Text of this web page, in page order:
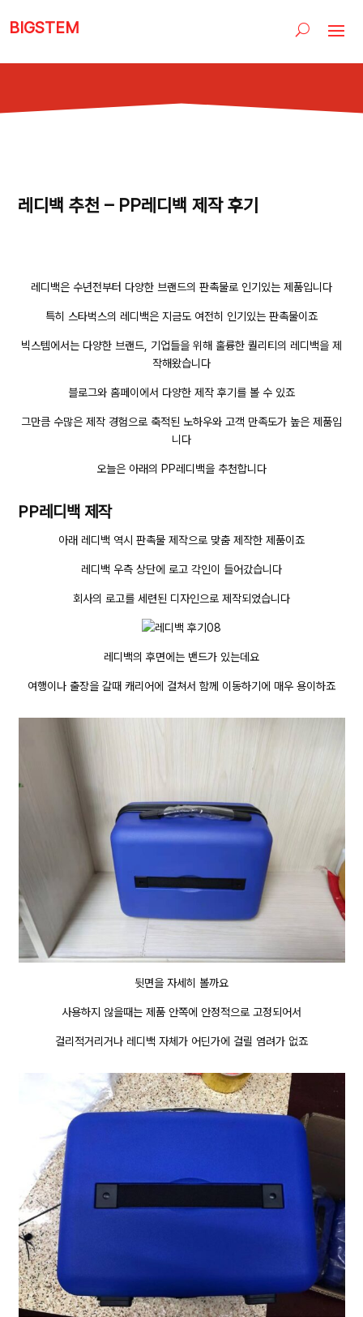
BIGSTEM
레디백 추천 – PP레디백 제작 후기
레디백은 수년전부터 다양한 브랜드의 판촉물로 인기있는 제품입니다
특히 스타벅스의 레디백은 지금도 여전히 인기있는 판촉물이죠
빅스템에서는 다양한 브랜드, 기업들을 위해 훌륭한 퀄리티의 레디백을 제
작해왔습니다
블로그와 홈페이에서 다양한 제작 후기를 볼 수 있죠
그만큼 수많은 제작 경험으로 축적된 노하우와 고객 만족도가 높은 제품입
니다
오늘은 아래의 PP레디백을 추천합니다
PP레디백 제작
아래 레디백 역시 판촉물 제작으로 맞춤 제작한 제품이죠
레디백 우측 상단에 로고 각인이 들어갔습니다
회사의 로고를 세련된 디자인으로 제작되었습니다
레디백의 후면에는 밴드가 있는데요
여행이나 출장을 갈때 캐리어에 걸쳐서 함께 이동하기에 매우 용이하죠
뒷면을 자세히 볼까요
사용하지 않을때는 제품 안쪽에 안정적으로 고정되어서
걸리적거리거나 레디백 자체가 어딘가에 걸릴 염려가 없죠